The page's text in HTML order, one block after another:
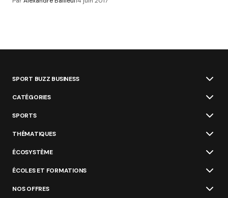
SPORT BUZZ BUSINESS
CATÉGORIES
SPORTS
THÉMATIQUES
ÉCOSYSTÈME
ÉCOLES ET FORMATIONS
NOS OFFRES